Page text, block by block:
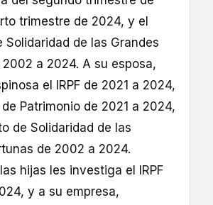
trimestre de 2024, y el
Solidaridad de las Grandes
2002 a 2024. A su esposa,
el IRPF de 2021 a 2024,
Patrimonio de 2021 a 2024,
de Solidaridad de las
de 2002 a 2024.
hijas les investiga el IRPF
y a su empresa,